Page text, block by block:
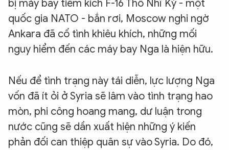
bị máy bay tiêm kích F-16 Thổ Nhĩ Kỳ - một
quốc gia NATO - bắn rơi, Moscow nghi ngờ
Ankara đã cố tình khiêu khích, những mối
nguy hiểm đến các máy bay Nga là hiện hữu.
Nếu để tình trạng này tái diễn, lực lượng Nga
vốn đã ít ỏi ở Syria sẽ lâm vào tình trạng hao
mòn, phi công hoang mang, dư luận trong
nước cũng sẽ dần xuất hiện những ý kiến
phản đối can thiệp quân sự vào Syria. Do đó,